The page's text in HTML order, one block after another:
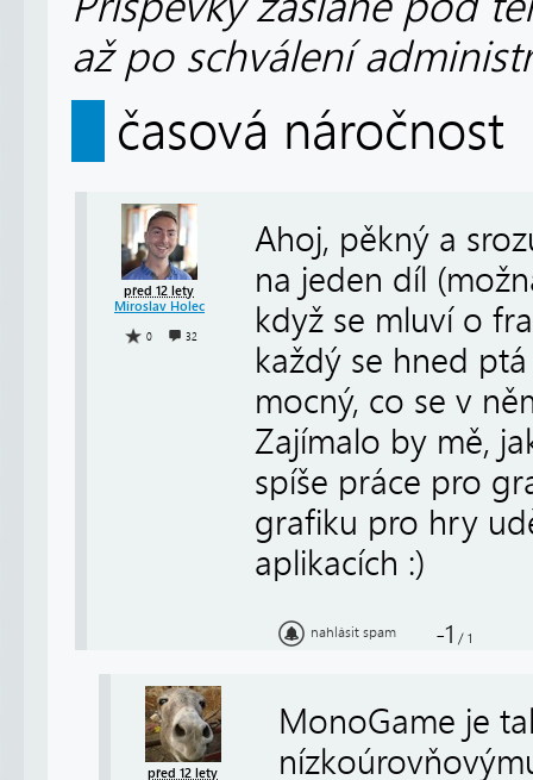
až po schválení
časová náročnost
před 12 lety
Miroslav Holec
0 32
Ahoj, pěkný a
na jeden díl
když se mluví o
každý se hned
mocný, co se v
Zajímalo by mě,
spíše práce pro
grafiku pro hry
aplikacích :)
nahlásit spam -1 / 1
před 12 lety
MonoGame je